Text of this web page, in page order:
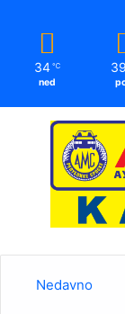
34 ℃
ned
39
Nedavno